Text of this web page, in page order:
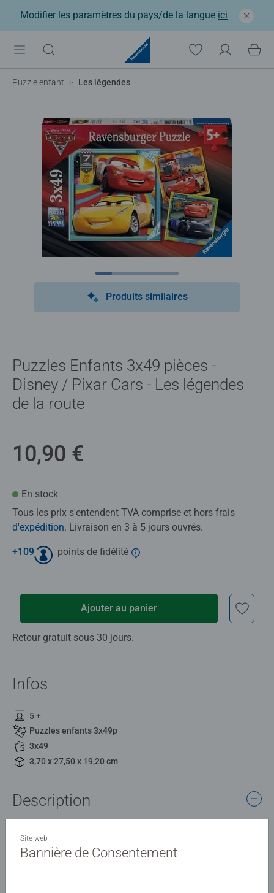
Modifier les paramètres du pays/de la langue ici
Puzzle enfant Les légendes de la route
Produits similaires
Puzzles Enfants 3x49 pièces -
Disney / Pixar Cars - Les légendes
de la route
10,90 €
En stock
Tous les prix s'entendent TVA comprise et hors frais
d'expédition. Livraison en 3 à 5 jours ouvrés.
+109 points de fidélité
Ajouter au panier
Retour gratuit sous 30 jours.
Infos
5 +
Puzzles enfants 3x49p
3x49
3,70 x 27,50 x 19,20 cm
Description
que des posters à taille réelle. Le nombre et la taille des
pièces sont conçus pour permettre aux enfants dès 5 ans
d'assembler leurs puzzles, dans l'univers de leurs héros
Site web
Bannière de Consentement